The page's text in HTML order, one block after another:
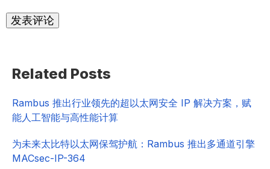
Sidebar
Related Posts
Rambus 推出行业领先的超以太网安全 IP 解决方案，赋
能人工智能与高性能计算
为未来太比特以太网保驾护航：Rambus 推出多通道引擎
MACsec-IP-364